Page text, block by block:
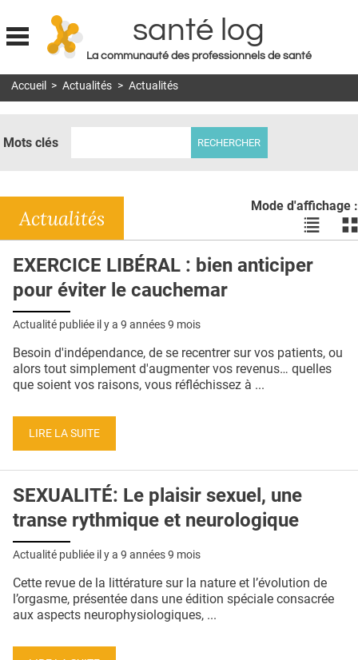
Jump to navigation
santé log
La communauté des professionnels de santé
MON COMPTE
DOSSIERS
RÉSEAUX
E-REVUE SAD
THÉMA
QUI SOMMES-NOUS ?
CONDITIONS GÉNÉRALES
CRÉDITS
Accueil > Actualités > Actualités
Mots clés
Mode d'affichage :
Voir
les
en
les
Actualités
EXERCICE LIBÉRAL : bien anticiper
pour éviter le cauchemar
Actualité publiée il y a 9 années 9 mois
Besoin d'indépendance, de se recentrer sur vos patients, ou
alors tout simplement d'augmenter vos revenus… quelles
que soient vos raisons, vous réfléchissez à ...
LIRE LA SUITE
SEXUALITÉ: Le plaisir sexuel, une
transe rythmique et neurologique
Actualité publiée il y a 9 années 9 mois
Cette revue de la littérature sur la nature et l’évolution de
l’orgasme, présentée dans une édition spéciale consacrée
aux aspects neurophysiologiques, ...